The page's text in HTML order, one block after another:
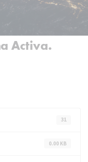
Activa.
31
0.00 KB